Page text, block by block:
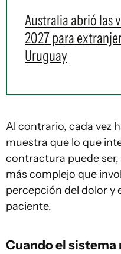
Australia abrió las
2027 para
Uruguay
Al contrario, cada vez
muestra que lo que
contractura puede
más complejo que
percepción del dolor y
paciente.
Cuando el sistema